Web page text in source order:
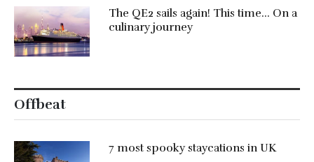
The QE2 sails again! This time… On a
culinary journey
Offbeat
7 most spooky staycations in UK